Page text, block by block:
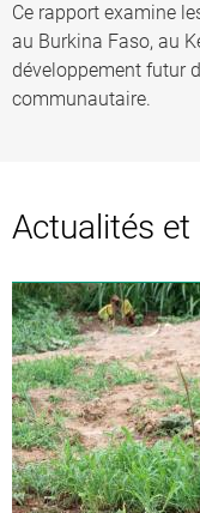
Ce rapport examine
au Burkina Faso, au
développement futur
communautaire.
Actualités